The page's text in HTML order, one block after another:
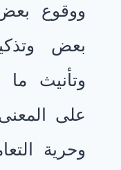
ووقوع
بعض
وتأنيث ما
على
وحرية